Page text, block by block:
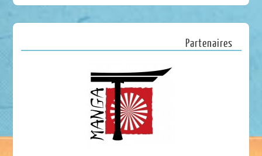
Partenaires